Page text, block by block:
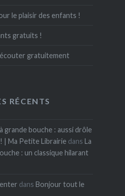
le plaisir des enfants !
gratuits !
gratuitement
RÉCENTS
grande bouche : aussi drôle
| Ma Petite Librairie dans La
: un classique hilarant
dans Bonjour tout le